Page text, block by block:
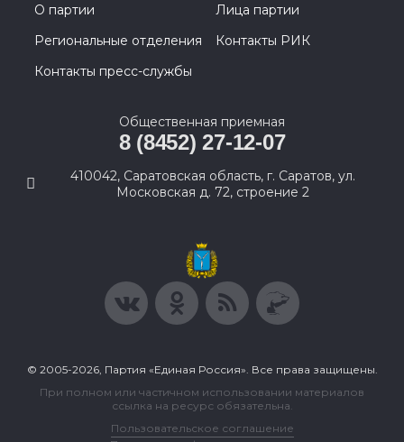
О партии
Лица партии
Региональные отделения
Контакты РИК
Контакты пресс-службы
Общественная приемная
8 (8452) 27-12-07
410042, Саратовская область, г. Саратов, ул.
Московская д. 72, строение 2
© 2005-2026, Партия «Единая Россия». Все права защищены.
При полном или частичном использовании материалов
ссылка на ресурс обязательна.
Пользовательское соглашение